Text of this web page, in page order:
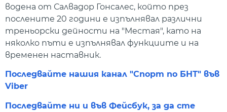
водена от Салвадор Гонсалес, който през
послените 20 години е изпълнявал различни
треньорски дейности на "Местая", като на
няколко пъти е изпълнявал функциите и на
временен наставник.
Последвайте нашия канал "Спорт по БНТ" във
Viber
Последвайте ни и във Фейсбук, за да сте